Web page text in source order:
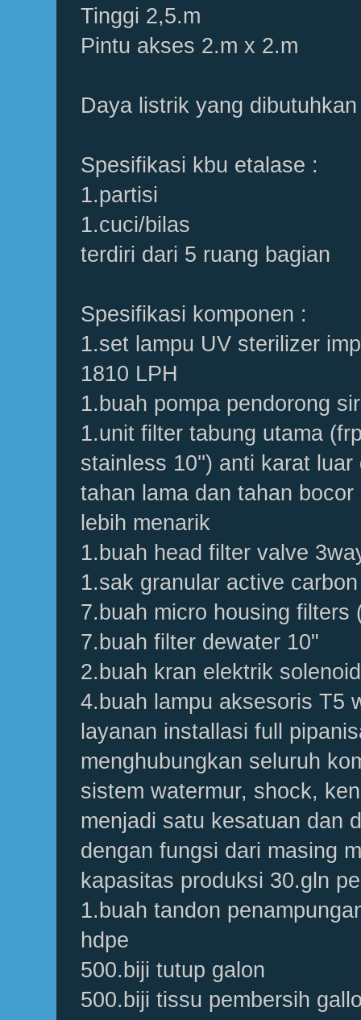
Tinggi 2,5.m
Pintu akses 2.m x 2.m
Daya listrik yang
Spesifikasi kbu etalase :
1.partisi
1.cuci/bilas
terdiri dari 5 ruang bagian
Spesifikasi komponen :
1.set lampu UV sterilizer
1810 LPH
1.buah pompa pendorong
1.unit filter tabung utama
stainless 10'') anti karat
tahan lama dan tahan
lebih menarik
1.buah head filter valve
1.sak granular active carbon
7.buah micro housing filters
7.buah filter dewater 10"
2.buah kran elektrik solenoid
4.buah lampu aksesoris T5
layanan installasi full
menghubungkan seluruh
sistem watermur, shock,
menjadi satu kesatuan dan
dengan fungsi dari masing
kapasitas produksi 30.gln
1.buah tandon
hdpe
500.biji tutup galon
500.biji tissu pembersih